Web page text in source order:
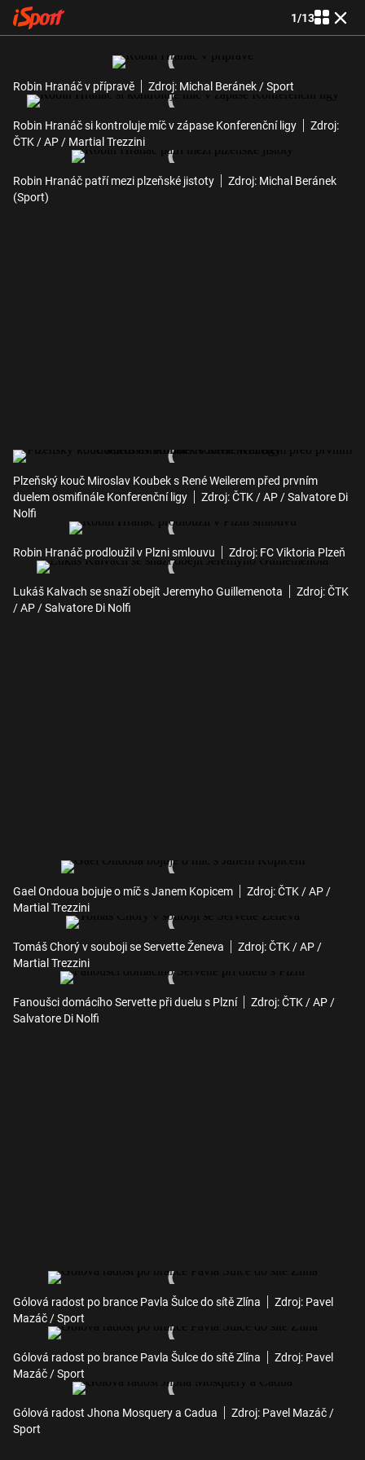
1/13
Robin Hranáč v přípravě Zdroj: Michal Beránek / Sport
Robin Hranáč si kontroluje míč v zápase Konferenční ligy
Zdroj:
ČTK / AP / Martial Trezzini
Robin Hranáč patří mezi plzeňské jistoty
Zdroj: Michal Beránek
(Sport)
Plzeňský kouč Miroslav Koubek s René Weilerem před prvním
duelem osmifinále Konferenční ligy
Zdroj: ČTK / AP / Salvatore Di
Nolfi
Robin Hranáč prodloužil v Plzni smlouvu Zdroj: FC Viktoria Plzeň
Lukáš Kalvach se snaží obejít Jeremyho Guillemenota
Zdroj: ČTK
/ AP / Salvatore Di Nolfi
Gael Ondoua bojuje o míč s Janem Kopicem
Zdroj: ČTK / AP /
Martial Trezzini
Tomáš Chorý v souboji se Servette Ženeva
Zdroj: ČTK / AP /
Martial Trezzini
Fanoušci domácího Servette při duelu s Plzní
Zdroj: ČTK / AP /
Salvatore Di Nolfi
Gólová radost po brance Pavla Šulce do sítě Zlína
Zdroj: Pavel
Mazáč / Sport
Gólová radost po brance Pavla Šulce do sítě Zlína
Zdroj: Pavel
Mazáč / Sport
Gólová radost Jhona Mosquery a Cadua
Zdroj: Pavel Mazáč /
Sport